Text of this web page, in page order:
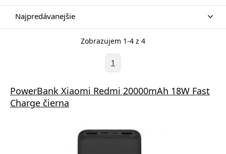
Najpredávanejšie
Zobrazujem 1-4 z 4
1
PowerBank Xiaomi Redmi 20000mAh 18W Fast
Charge čierna